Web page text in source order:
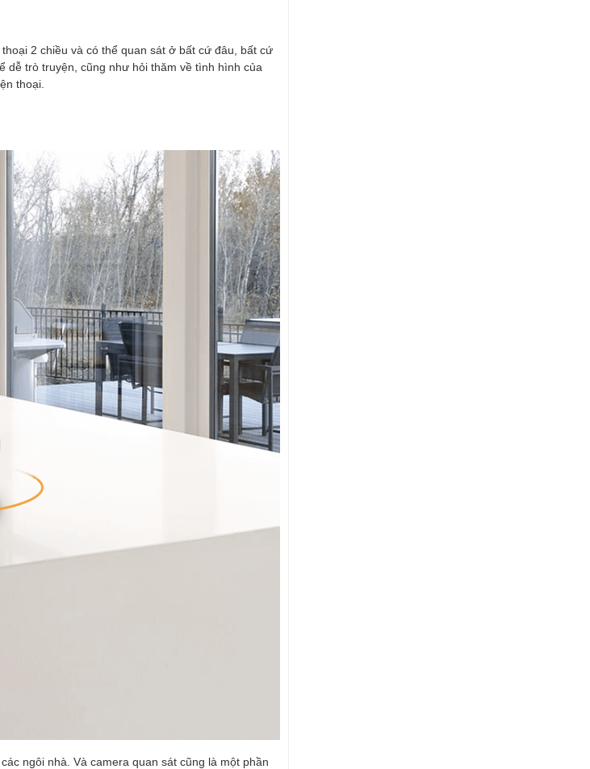
2 chiều và có thể quan sát ở bất cứ đâu, bất cứ
dễ trò truyện, cũng như hỏi thăm về tình hình của
thoại.
ngôi nhà. Và camera quan sát cũng là một phần